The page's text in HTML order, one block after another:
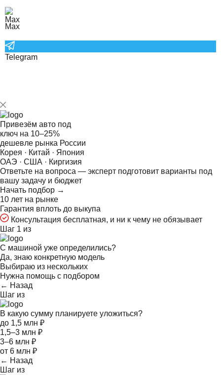
Max
Telegram
Привезём авто под
ключ на 10–25%
дешевле рынка России
Корея · Китай · Япония
ОАЭ · США · Киргизия
Ответьте на вопроса — эксперт подготовит варианты под
вашу задачу и бюджет
Начать подбор →
10 лет на рынке
Гарантия вплоть до выкупа
Консультация бесплатная, и ни к чему не обязывает
Шаг 1 из
С машиной уже определились?
Да, знаю конкретную модель
Выбираю из нескольких
Нужна помощь с подбором
← Назад
Шаг из
В какую сумму планируете уложиться?
до 1,5 млн ₽
1,5–3 млн ₽
3–6 млн ₽
от 6 млн ₽
← Назад
Шаг из